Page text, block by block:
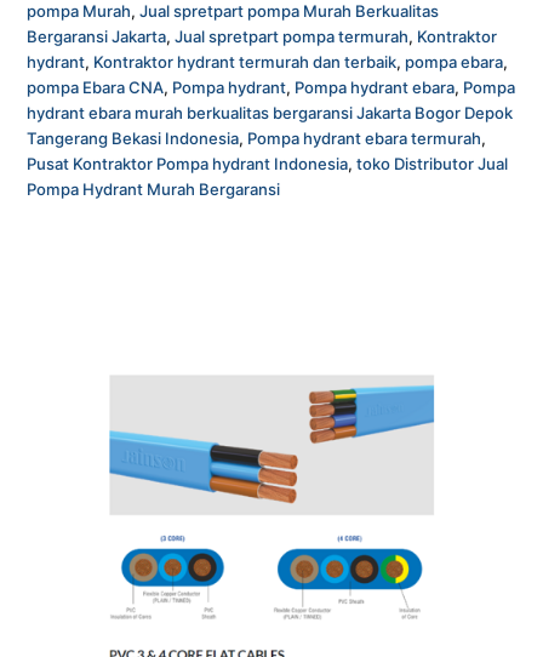
pompa Murah,Jual spretpart pompa Murah Berkualitas
Bergaransi Jakarta,Jual spretpart pompa termurah, Kontraktor
hydrant, Kontraktor hydrant termurah dan terbaik, pompa ebara,
pompa Ebara CNA, Pompa hydrant, Pompa hydrant ebara, Pompa
hydrant ebara murah berkualitas bergaransi Jakarta Bogor Depok
Tangerang Bekasi Indonesia, Pompa hydrant ebara termurah,
Pusat Kontraktor Pompa hydrant Indonesia,toko Distributor Jual
Pompa Hydrant Murah Bergaransi